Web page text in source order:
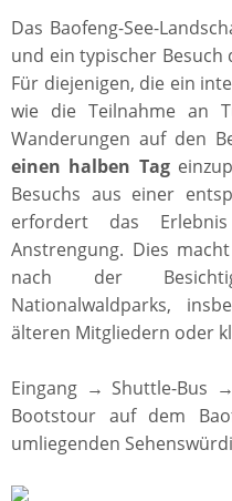
Das Baofeng-See-
und ein typischer Besuch
Für diejenigen, die ein
wie die Teilnahme an
Wanderungen auf den
einen halben Tag
Besuchs aus einer
erfordert das
Anstrengung. Dies
nach der
Nationalwaldparks,
älteren Mitgliedern oder
Eingang → Shuttle-Bus
Bootstour auf dem
umliegenden